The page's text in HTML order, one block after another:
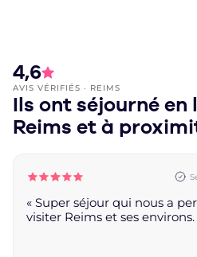
AVIS VÉRIFIÉS · REIMS
Ils ont séjourné en
Reims et à
Note moyenne :
4,6
Évaluation : 5 étoiles
« Super séjour qui nous a
visiter Reims et ses environs.